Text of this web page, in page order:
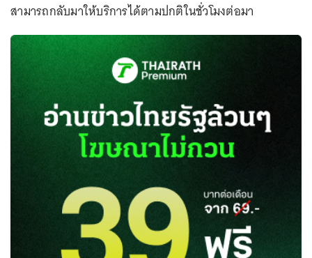
สามารถกลับมาให้บริการได้ตามปกติในชั่วโมงต่อมา